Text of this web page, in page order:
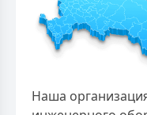
Наша